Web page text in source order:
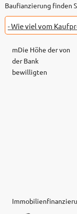
Baufianzierung finden
- Wie viel vom
mDie Höhe der von
der Bank
bewilligten